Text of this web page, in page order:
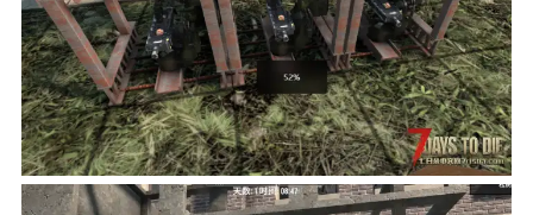
MOD下载 攻略教程 联机招募
大人
Lv.8